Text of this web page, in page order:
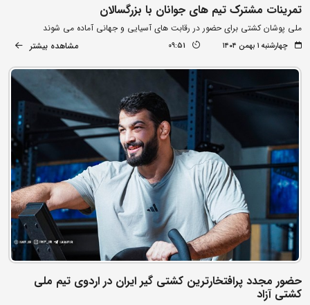
تمرینات مشترک تیم های جوانان با بزرگسالان
ملی پوشان کشتی برای حضور در رقابت های آسیایی و جهانی آماده می شوند
چهارشنبه ۱ بهمن ۱۴۰۴ 09:51 مشاهده بیشتر
حضور مجدد پرافتخارترین کشتی گیر ایران در اردوی تیم ملی
کشتی آزاد